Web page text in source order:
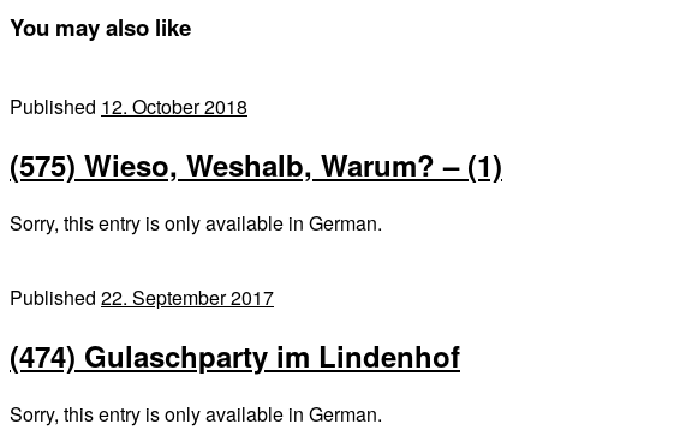
You may also like
Published 12. October 2018
(575) Wieso, Weshalb, Warum? – (1)
Sorry, this entry is only available in German.
Published 22. September 2017
(474) Gulaschparty im Lindenhof
Sorry, this entry is only available in German.